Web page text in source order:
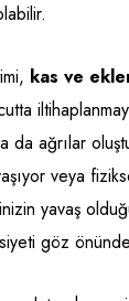
kas ve
da ağrılar
veya
yavaş
göz